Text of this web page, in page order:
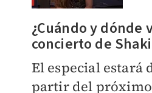
¿Cuándo y dónde
concierto de
El especial estará
partir del próximo